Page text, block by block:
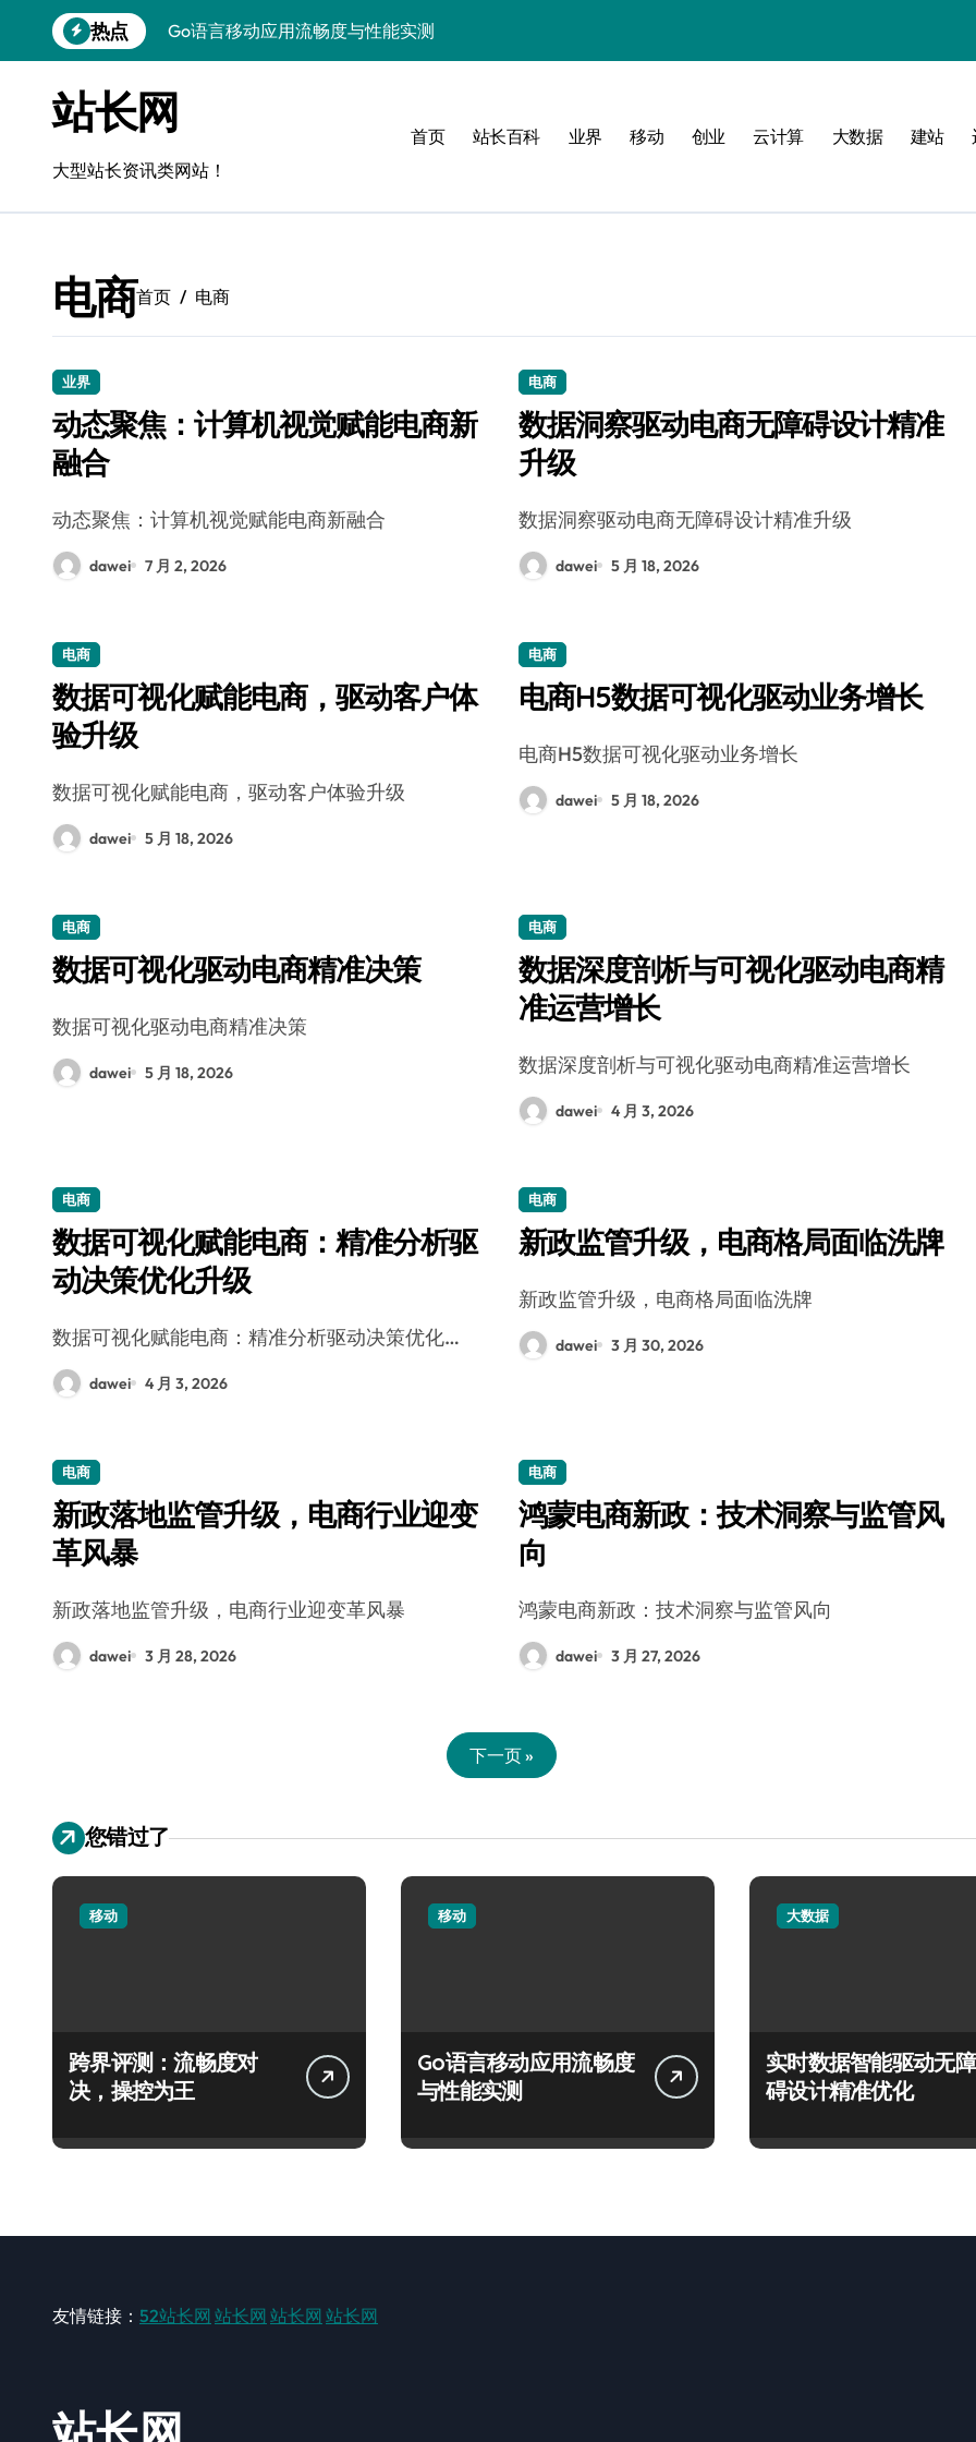
到
热点
Go语言移动应用流畅度与性能实测
深度评测：交互优化赋能移动端流畅体验
无障碍移动互联流畅度与精准控制优化指南
移动互联产品流畅度与精准控制优化实战
深度解析：Android流畅度优化与精准控制
跨界评测：流畅度对决，操控为王
站长网
大型站长资讯类网站！
首页 站长百科 业界 移动 创业 云计算 大数据 建站
电商首页 电商
业界
动态聚焦：计算机视觉赋能电商新
融合
动态聚焦：计算机视觉赋能电商新融合
dawei 7 月 2, 2026
电商
数据洞察驱动电商无障碍设计精准
升级
数据洞察驱动电商无障碍设计精准升级
dawei 5 月 18, 2026
电商
数据可视化赋能电商，驱动客户体
验升级
数据可视化赋能电商，驱动客户体验升级
dawei 5 月 18, 2026
电商
电商H5数据可视化驱动业务增长
电商H5数据可视化驱动业务增长
dawei 5 月 18, 2026
电商
数据可视化驱动电商精准决策
数据可视化驱动电商精准决策
dawei 5 月 18, 2026
电商
数据深度剖析与可视化驱动电商精
准运营增长
数据深度剖析与可视化驱动电商精准运营增长
dawei 4 月 3, 2026
电商
数据可视化赋能电商：精准分析驱
动决策优化升级
数据可视化赋能电商：精准分析驱动决策优化…
dawei 4 月 3, 2026
电商
新政监管升级，电商格局面临洗牌
新政监管升级，电商格局面临洗牌
dawei 3 月 30, 2026
电商
新政落地监管升级，电商行业迎变
革风暴
新政落地监管升级，电商行业迎变革风暴
dawei 3 月 28, 2026
电商
鸿蒙电商新政：技术洞察与监管风
向
鸿蒙电商新政：技术洞察与监管风向
dawei 3 月 27, 2026
下一页 »
您错过了
移动
跨界评测：流畅度对
决，操控为王
移动
Go语言移动应用流畅度
与性能实测
大数据
实时数据智能驱动无障
碍设计精准优化
友情链接： 52站长网 站长网 站长网 站长网
站长网